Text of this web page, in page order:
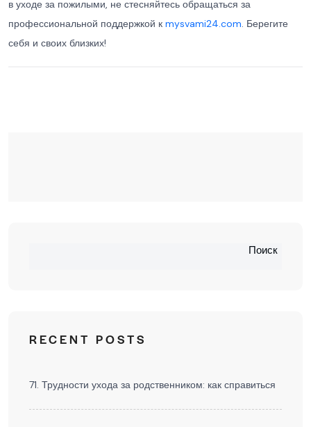
в уходе за пожилыми, не стесняйтесь обращаться за
профессиональной поддержкой к mysvami24.com. Берегите
себя и своих близких!
Поиск
RECENT POSTS
71. Трудности ухода за родственником: как справиться